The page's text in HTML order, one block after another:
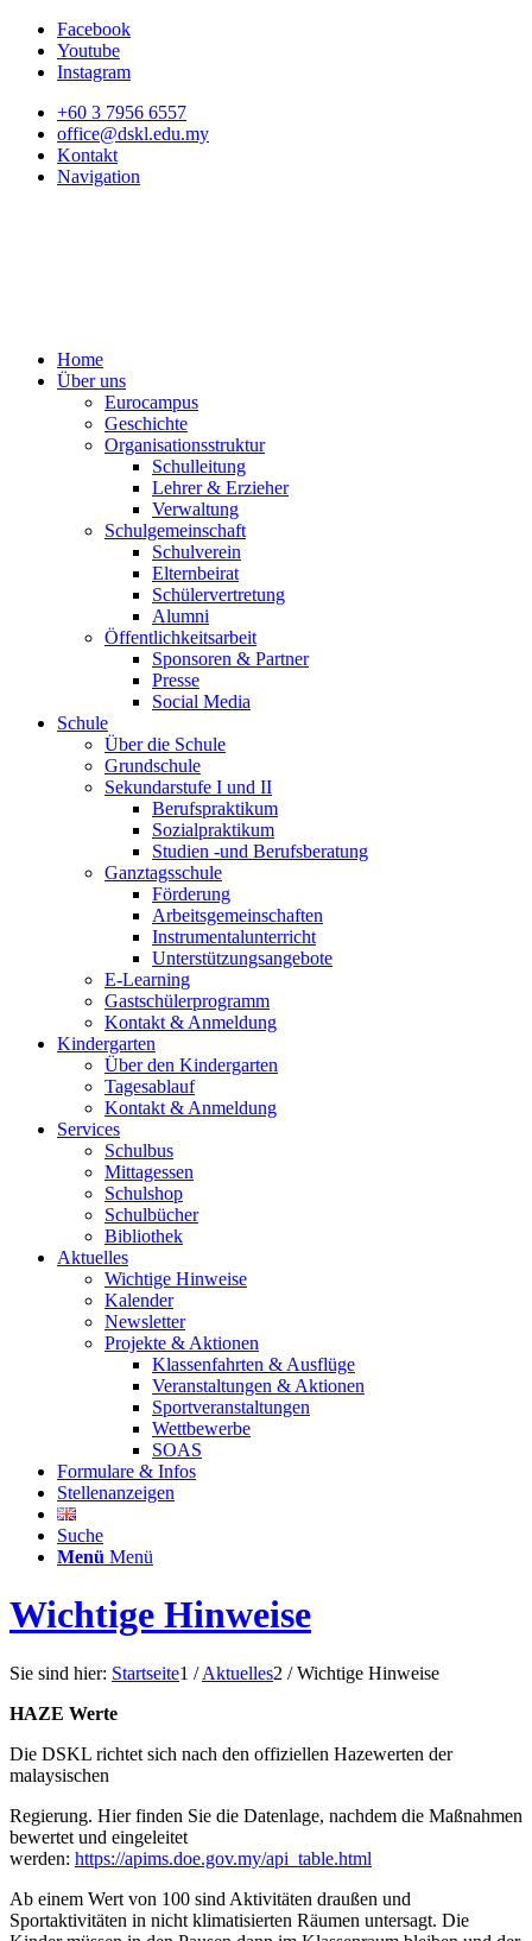
Facebook
Youtube
Instagram
+60 3 7956 6557
office@dskl.edu.my
Kontakt
Navigation
Home
Über uns
Eurocampus
Geschichte
Organisationsstruktur
Schulleitung
Lehrer & Erzieher
Verwaltung
Schulgemeinschaft
Schulverein
Elternbeirat
Schülervertretung
Alumni
Öffentlichkeitsarbeit
Sponsoren & Partner
Presse
Social Media
Schule
Über die Schule
Grundschule
Sekundarstufe I und II
Berufspraktikum
Sozialpraktikum
Studien -und Berufsberatung
Ganztagsschule
Förderung
Arbeitsgemeinschaften
Instrumentalunterricht
Unterstützungsangebote
E-Learning
Gastschülerprogramm
Kontakt & Anmeldung
Kindergarten
Über den Kindergarten
Tagesablauf
Kontakt & Anmeldung
Services
Schulbus
Mittagessen
Schulshop
Schulbücher
Bibliothek
Aktuelles
Wichtige Hinweise
Kalender
Newsletter
Projekte & Aktionen
Klassenfahrten & Ausflüge
Veranstaltungen & Aktionen
Sportveranstaltungen
Wettbewerbe
SOAS
Formulare & Infos
Stellenanzeigen
Suche
Menü Menü
Wichtige Hinweise
Sie sind hier: Startseite1 / Aktuelles2 / Wichtige Hinweise
HAZE Werte
Die DSKL richtet sich nach den offiziellen Hazewerten der
malaysischen
Regierung. Hier finden Sie die Datenlage, nachdem die Maßnahmen
bewertet und eingeleitet
werden: https://apims.doe.gov.my/api_table.html
Ab einem Wert von 100 sind Aktivitäten draußen und
Sportaktivitäten in nicht klimatisierten Räumen untersagt. Die